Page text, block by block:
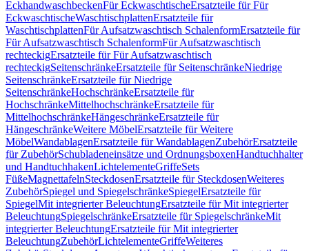
EckhandwaschbeckenFür EckwaschtischeErsatzteile für Für
EckwaschtischeWaschtischplattenErsatzteile für
WaschtischplattenFür Aufsatzwaschtisch SchalenformErsatzteile für
Für Aufsatzwaschtisch SchalenformFür Aufsatzwaschtisch
rechteckigErsatzteile für Für Aufsatzwaschtisch
rechteckigSeitenschränkeErsatzteile für SeitenschränkeNiedrige
SeitenschränkeErsatzteile für Niedrige
SeitenschränkeHochschränkeErsatzteile für
HochschränkeMittelhochschränkeErsatzteile für
MittelhochschränkeHängeschränkeErsatzteile für
HängeschränkeWeitere MöbelErsatzteile für Weitere
MöbelWandablagenErsatzteile für WandablagenZubehörErsatzteile
für ZubehörSchubladeneinsätze und OrdnungsboxenHandtuchhalter
und HandtuchhakenLichtelementeGriffeSets
FüßeMagnettafelnSteckdosenErsatzteile für SteckdosenWeiteres
ZubehörSpiegel und SpiegelschränkeSpiegelErsatzteile für
SpiegelMit integrierter BeleuchtungErsatzteile für Mit integrierter
BeleuchtungSpiegelschränkeErsatzteile für SpiegelschränkeMit
integrierter BeleuchtungErsatzteile für Mit integrierter
BeleuchtungZubehörLichtelementeGriffeWeiteres